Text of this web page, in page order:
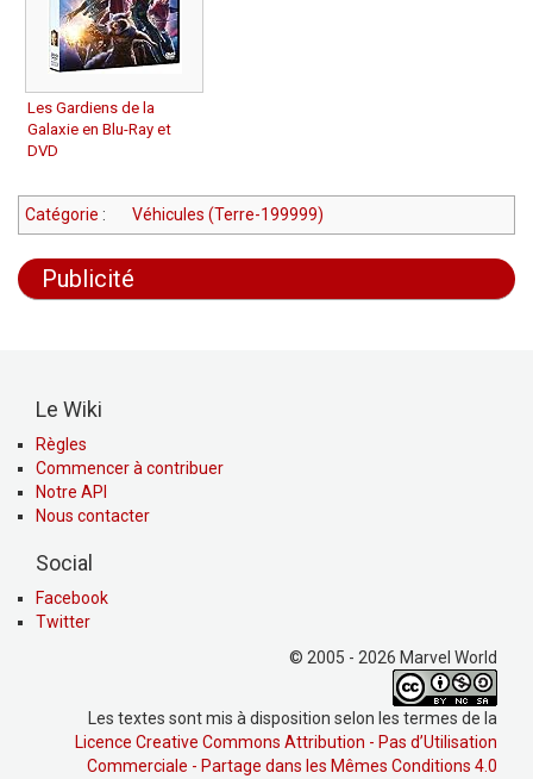
Les Gardiens de la
Galaxie en Blu-Ray et
DVD
Catégorie : Véhicules (Terre-199999)
Publicité
Le Wiki
Règles
Commencer à contribuer
Notre API
Nous contacter
Social
Facebook
Twitter
© 2005 - 2026 Marvel World
Les textes sont mis à disposition selon les termes de la
Licence Creative Commons Attribution - Pas d’Utilisation
Commerciale - Partage dans les Mêmes Conditions 4.0